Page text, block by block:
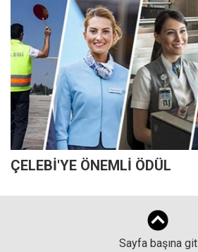
ÇELEBİ'YE ÖNEMLİ ÖDÜL
Sayfa başına git